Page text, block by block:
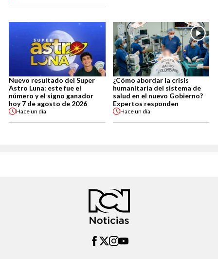
Nuevo resultado del Super
Astro Luna: este fue el
número y el signo ganador
hoy 7 de agosto de 2026
Haceun día
¿Cómo abordar la crisis
humanitaria del sistema de
salud en el nuevo Gobierno?
Expertos responden
Haceun día